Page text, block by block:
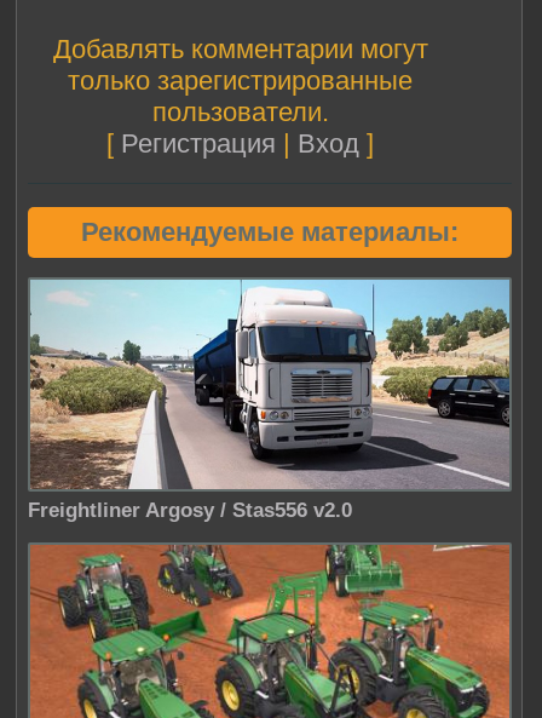
Добавлять комментарии могут
только зарегистрированные
пользователи.
[ Регистрация | Вход ]
Рекомендуемые материалы:
Freightliner Argosy / Stas556 v2.0